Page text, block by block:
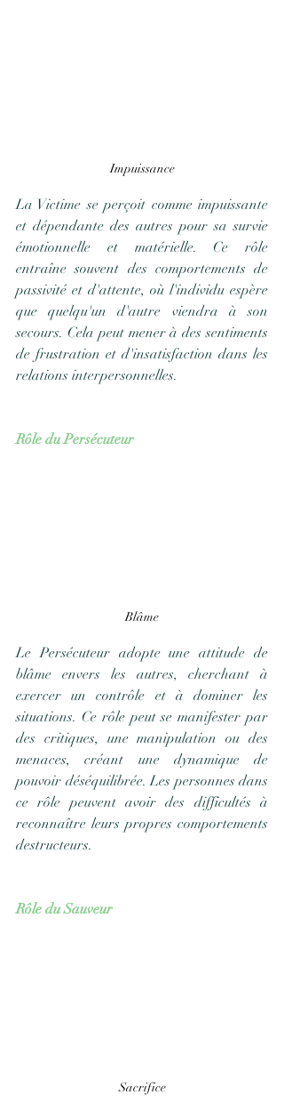
Impuissance
La Victime se perçoit comme impuissante
et dépendante des autres pour sa survie
émotionnelle et matérielle. Ce rôle
entraîne souvent des comportements de
passivité et d'attente, où l'individu espère
que quelqu'un d'autre viendra à son
secours. Cela peut mener à des sentiments
de frustration et d'insatisfaction dans les
relations interpersonnelles.
Rôle du Persécuteur
Blâme
Le Persécuteur adopte une attitude de
blâme envers les autres, cherchant à
exercer un contrôle et à dominer les
situations. Ce rôle peut se manifester par
des critiques, une manipulation ou des
menaces, créant une dynamique de
pouvoir déséquilibrée. Les personnes dans
ce rôle peuvent avoir des difficultés à
reconnaître leurs propres comportements
destructeurs.
Rôle du Sauveur
Sacrifice